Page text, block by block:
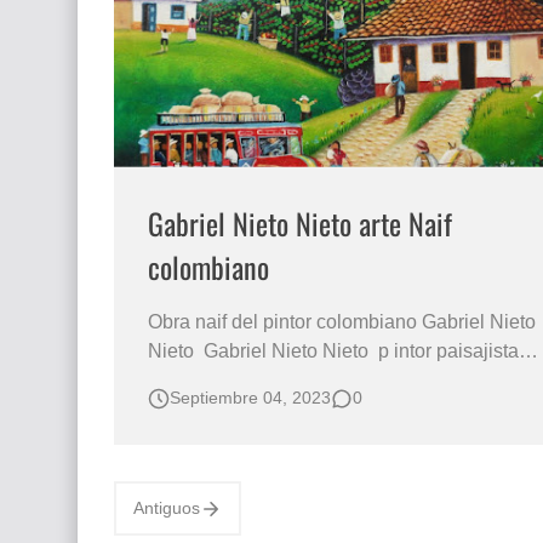
Que significan los cuadros de negras
El mundo del arte en pintura surrealista
Gabriel Nieto Nieto arte Naif
colombiano
Obra naif del pintor colombiano Gabriel Nieto
Nieto Gabriel Nieto Nieto p intor paisajista
Naif. N ació el 06 de abril de 1960, en el
Septiembre 04, 2023 0
Antiguos